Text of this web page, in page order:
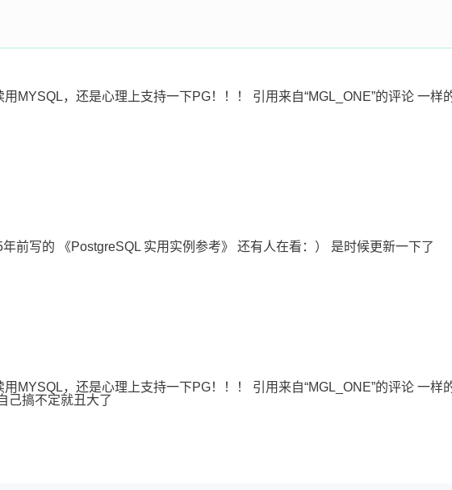
MYSQL，还是心理上支持一下PG！！！ 引用来自“MGL_ONE”的评论 一样
前写的 《PostgreSQL 实用实例参考》 还有人在看：） 是时候更新一下了
MYSQL，还是心理上支持一下PG！！！ 引用来自“MGL_ONE”的评论 一样
己搞不定就丑大了